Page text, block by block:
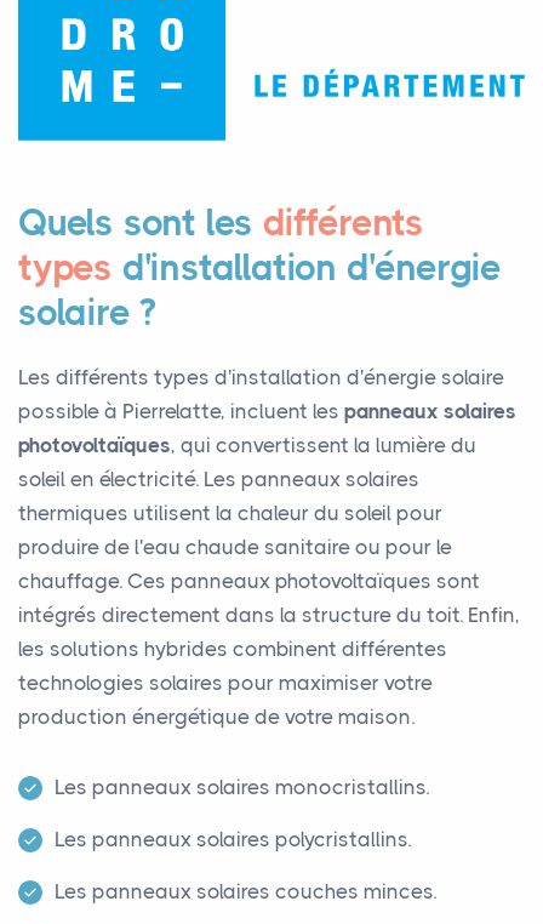
Quels sont les différents
types d'installation d'énergie
solaire ?
Les différents types d'installation d'énergie solaire
possible à Pierrelatte, incluent les panneaux solaires
photovoltaïques, qui convertissent la lumière du
soleil en électricité. Les panneaux solaires
thermiques utilisent la chaleur du soleil pour
produire de l'eau chaude sanitaire ou pour le
chauffage. Ces panneaux photovoltaïques sont
intégrés directement dans la structure du toit. Enfin,
les solutions hybrides combinent différentes
technologies solaires pour maximiser votre
production énergétique de votre maison.
Les panneaux solaires monocristallins.
Les panneaux solaires polycristallins.
Les panneaux solaires couches minces.